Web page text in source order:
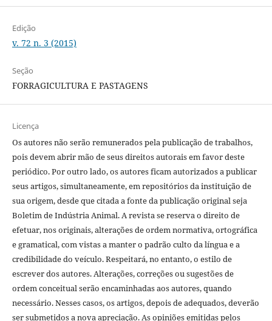
Edição
v. 72 n. 3 (2015)
Seção
FORRAGICULTURA E PASTAGENS
Licença
Os autores não serão remunerados pela publicação de trabalhos,
pois devem abrir mão de seus direitos autorais em favor deste
periódico. Por outro lado, os autores ficam autorizados a publicar
seus artigos, simultaneamente, em repositórios da instituição de
sua origem, desde que citada a fonte da publicação original seja
Boletim de Indústria Animal. A revista se reserva o direito de
efetuar, nos originais, alterações de ordem normativa, ortográfica
e gramatical, com vistas a manter o padrão culto da língua e a
credibilidade do veículo. Respeitará, no entanto, o estilo de
escrever dos autores. Alterações, correções ou sugestões de
ordem conceitual serão encaminhadas aos autores, quando
necessário. Nesses casos, os artigos, depois de adequados, deverão
ser submetidos a nova apreciação. As opiniões emitidas pelos